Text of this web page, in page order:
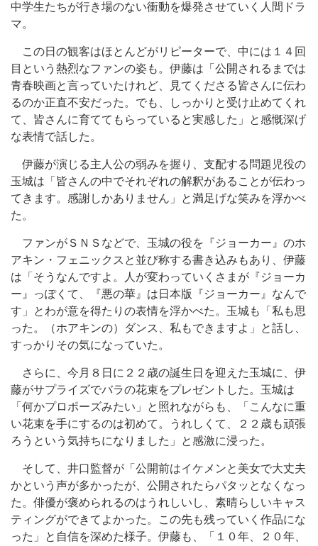
中学生たちが行き場のない衝動を爆発させていく人間ドラ
マ。
この日の観客はほとんどがリピーターで、中には１４回
目という熱烈なファンの姿も。伊藤は「公開されるまでは
青春映画と言っていたけれど、見てくださる皆さんに伝わ
るのか正直不安だった。でも、しっかりと受け止めてくれ
て、皆さんに育ててもらっていると実感した」と感慨深げ
な表情で話した。
伊藤が演じる主人公の弱みを握り、支配する問題児役の
玉城は「皆さんの中でそれぞれの解釈があることが伝わっ
てきます。感謝しかありません」と満足げな笑みを浮かべ
た。
ファンがＳＮＳなどで、玉城の役を『ジョーカー』のホ
アキン・フェニックスと並び称する書き込みもあり、伊藤
は「そうなんですよ。人が変わっていくさまが『ジョーカ
ー』っぽくて、『悪の華』は日本版『ジョーカー』なんで
す」とわが意を得たりの表情を浮かべた。玉城も「私も思
った。（ホアキンの）ダンス、私もできますよ」と話し、
すっかりその気になっていた。
さらに、今月８日に２２歳の誕生日を迎えた玉城に、伊
藤がサプライズでバラの花束をプレゼントした。玉城は
「何かプロポーズみたい」と照れながらも、「こんなに重
い花束を手にするのは初めて。うれしくて、２２歳も頑張
ろうという気持ちになりました」と感激に浸った。
そして、井口監督が「公開前はイケメンと美女で大丈夫
かという声が多かったが、公開されたらパタッとなくなっ
た。俳優が褒められるのはうれしいし、素晴らしいキャス
ティングができてよかった。この先も残っていく作品にな
った」と自信を深めた様子。伊藤も、「１０年、２０年、